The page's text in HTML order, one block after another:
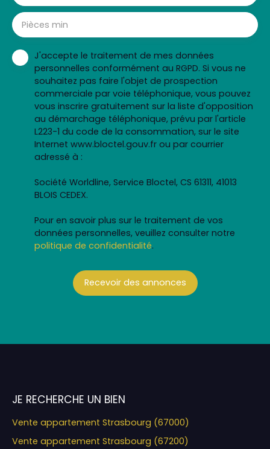
Pièces min
J'accepte le traitement de mes données
personnelles conformément au RGPD. Si vous ne
souhaitez pas faire l'objet de prospection
commerciale par voie téléphonique, vous pouvez
vous inscrire gratuitement sur la liste d'opposition
au démarchage téléphonique, prévu par l'article
L223-1 du code de la consommation, sur le site
Internet www.bloctel.gouv.fr ou par courrier
adressé à :
Société Worldline, Service Bloctel, CS 61311, 41013
BLOIS CEDEX.
Pour en savoir plus sur le traitement de vos
données personnelles, veuillez consulter notre
politique de confidentialité.
Recevoir des annonces
JE RECHERCHE UN BIEN
Vente appartement Strasbourg (67000)
Vente appartement Strasbourg (67200)